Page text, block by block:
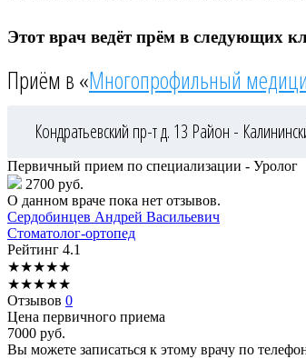
Этот врач ведёт прём в следующих
Приём в «Многопрофильный
Кондратьевский пр-т д. 13 Район -
Первичный прием по специализации - Уролог
2700 руб.
О данном враче пока нет отзывов.
Сердобинцев Андрей Васильевич
Стоматолог-ортопед
Рейтинг 4.1
★★★★★
★★★★★
Отзывов 0
Цена первичного приема
7000 руб.
Вы можете записаться к этому врачу по